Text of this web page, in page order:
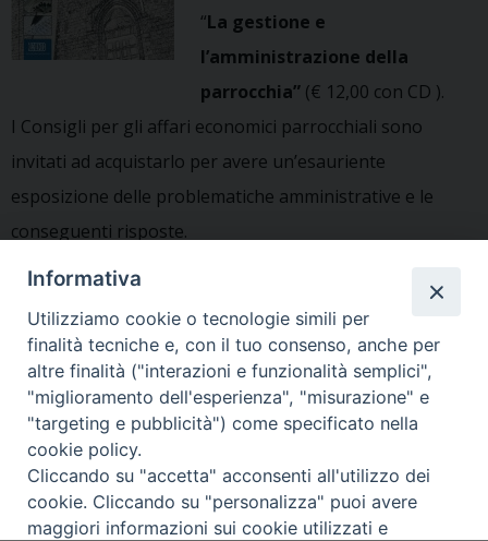
“La gestione e
l’amministrazione della
parrocchia” (€ 12,00 con CD ).
I Consigli per gli affari economici parrocchiali sono
invitati ad acquistarlo per avere un’esauriente
esposizione delle problematiche amministrative e le
conseguenti risposte.
Indice
Alluvione Ottobre 2018:
segnalazione danni
Convenzioni
Informativa
Utilizziamo cookie o tecnologie simili per
finalità tecniche e, con il tuo consenso, anche per
altre finalità ("interazioni e funzionalità semplici",
"miglioramento dell'esperienza", "misurazione" e
"targeting e pubblicità") come specificato nella
cookie policy.
Cliccando su "accetta" acconsenti all'utilizzo dei
cookie. Cliccando su "personalizza" puoi avere
maggiori informazioni sui cookie utilizzati e